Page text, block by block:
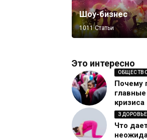
Шоу-бизнес
1011 Статьи
Это интересно
Почему
кризиса
ЗДОРОВЬЕ
Что